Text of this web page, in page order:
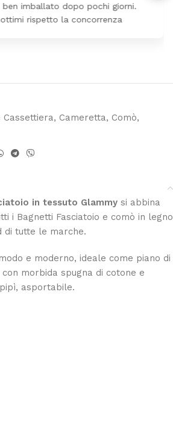
ben imballato dopo pochi giorni.
rispetto la concorrenza
Cassettiera, Cameretta, Comò,
in tessuto Glammy si abbina
i Bagnetti Fasciatoio e comò in legno
di tutte le marche.
e moderno, ideale come piano di
morbida spugna di cotone e
asportabile.